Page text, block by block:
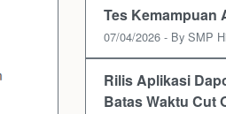
Tes Kemampuan
07/04/2026 - By SMP
Rilis Aplikasi
Batas Waktu Cut